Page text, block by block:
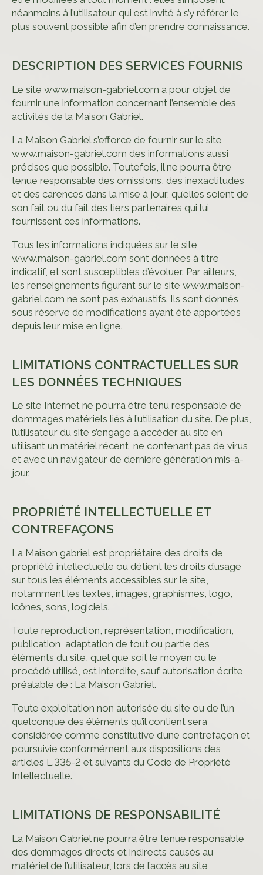
néanmoins à l’utilisateur qui est invité à s’y référer le
plus souvent possible afin d’en prendre connaissance.
DESCRIPTION DES SERVICES FOURNIS
Le site www.maison-gabriel.com a pour objet de
fournir une information concernant l’ensemble des
activités de la Maison Gabriel.
La Maison Gabriel s’efforce de fournir sur le site
www.maison-gabriel.com des informations aussi
précises que possible. Toutefois, il ne pourra être
tenue responsable des omissions, des inexactitudes
et des carences dans la mise à jour, qu’elles soient de
son fait ou du fait des tiers partenaires qui lui
fournissent ces informations.
Tous les informations indiquées sur le site
www.maison-gabriel.com sont données à titre
indicatif, et sont susceptibles d’évoluer. Par ailleurs,
les renseignements figurant sur le site www.maison-
gabriel.com ne sont pas exhaustifs. Ils sont donnés
sous réserve de modifications ayant été apportées
depuis leur mise en ligne.
LIMITATIONS CONTRACTUELLES SUR
LES DONNÉES TECHNIQUES
Le site Internet ne pourra être tenu responsable de
dommages matériels liés à l’utilisation du site. De plus,
l’utilisateur du site s’engage à accéder au site en
utilisant un matériel récent, ne contenant pas de virus
et avec un navigateur de dernière génération mis-à-
jour.
PROPRIÉTÉ INTELLECTUELLE ET
CONTREFAÇONS
La Maison gabriel est propriétaire des droits de
propriété intellectuelle ou détient les droits d’usage
sur tous les éléments accessibles sur le site,
notamment les textes, images, graphismes, logo,
icônes, sons, logiciels.
Toute reproduction, représentation, modification,
publication, adaptation de tout ou partie des
éléments du site, quel que soit le moyen ou le
procédé utilisé, est interdite, sauf autorisation écrite
préalable de : La Maison Gabriel.
Toute exploitation non autorisée du site ou de l’un
quelconque des éléments qu’il contient sera
considérée comme constitutive d’une contrefaçon et
poursuivie conformément aux dispositions des
articles L.335-2 et suivants du Code de Propriété
Intellectuelle.
LIMITATIONS DE RESPONSABILITÉ
La Maison Gabriel ne pourra être tenue responsable
des dommages directs et indirects causés au
matériel de l’utilisateur, lors de l’accès au site